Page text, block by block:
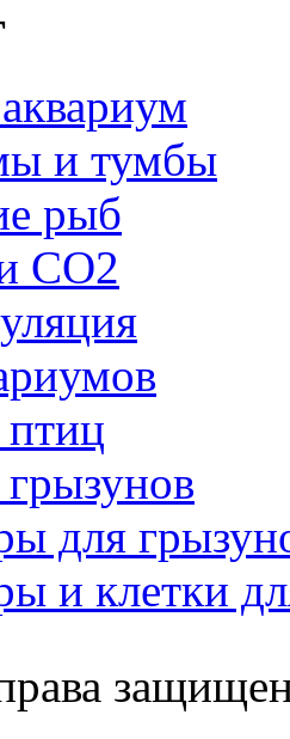
и тумбы
рыб
СО2
для
и клетки